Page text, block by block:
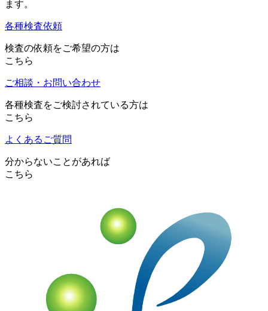
ます。
各種検査依頼
検査の依頼をご希望の方は
こちら
ご相談・お問い合わせ
各種検査をご検討されている方は
こちら
よくあるご質問
分からないことがあれば
こちら